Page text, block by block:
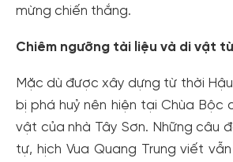
mừng chiến thắng.
Chiêm ngưỡng tài liệu và di vật
Mặc dù được xây dựng từ thời
bị phá huỷ nên hiện tại Chùa Bộc
vật của nhà Tây Sơn. Những câu
tự, hịch Vua Quang Trung viết